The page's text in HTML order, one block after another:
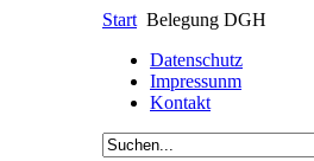
Start Belegung DGH
Datenschutz
Impressunm
Kontakt